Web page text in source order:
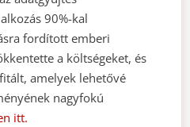
90%-kal
fordított emberi
a költségeket, és
amelyek lehetővé
nagyfokú
itt.